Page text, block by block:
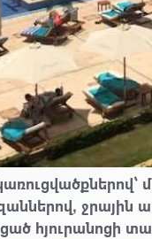
ջրային
հյուրանոցի